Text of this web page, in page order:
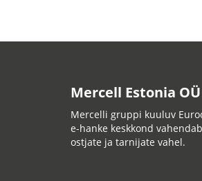
Mercell Estonia OÜ
Mercelli gruppi kuuluv
e-hanke keskkond
ostjate ja tarnijate vahel.